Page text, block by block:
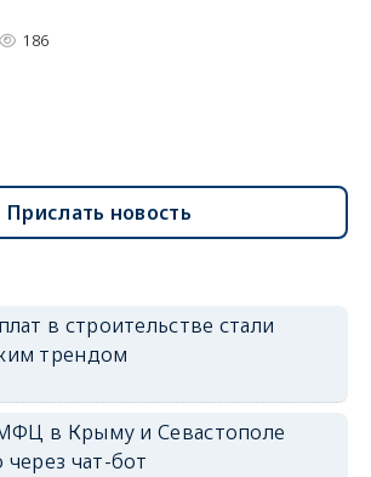
186
Прислать новость
в строительстве стали
трендом
в Крыму и Севастополе
чат-бот